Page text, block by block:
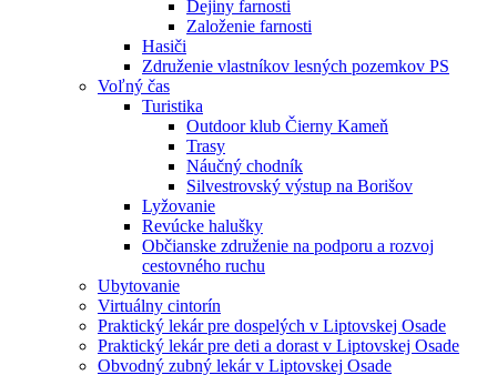
Dejiny farnosti
Založenie farnosti
Hasiči
Združenie vlastníkov lesných pozemkov PS
Voľný čas
Turistika
Outdoor klub Čierny Kameň
Trasy
Náučný chodník
Silvestrovský výstup na Borišov
Lyžovanie
Revúcke halušky
Občianske združenie na podporu a rozvoj
cestovného ruchu
Ubytovanie
Virtuálny cintorín
Praktický lekár pre dospelých v Liptovskej Osade
Praktický lekár pre deti a dorast v Liptovskej Osade
Obvodný zubný lekár v Liptovskej Osade